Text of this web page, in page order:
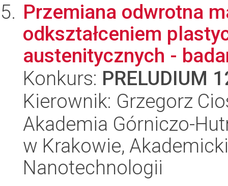
Przemiana odwrotna
odkształceniem
austenitycznych -
Konkurs: PRELUDIUM
Kierownik: Grzegorz
Akademia Górniczo-
w Krakowie,
Nanotechnologii